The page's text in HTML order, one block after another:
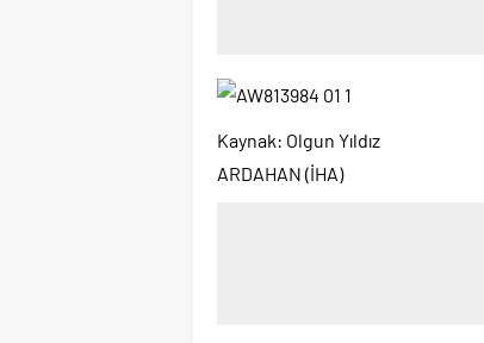
Kaynak: Olgun Yıldız
ARDAHAN (İHA)